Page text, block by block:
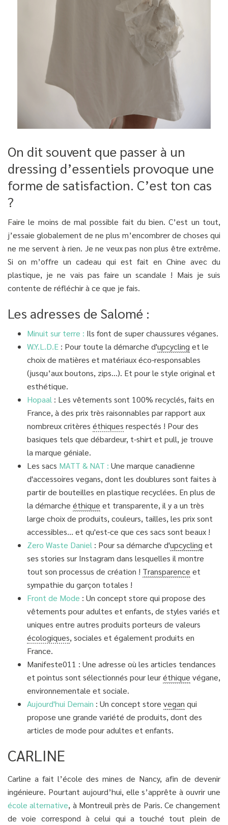
On dit souvent que passer à un
dressing d’essentiels provoque une
forme de satisfaction. C’est ton cas
?
Faire le moins de mal possible fait du bien. C’est un tout,
j’essaie globalement de ne plus m’encombrer de choses qui
ne me servent à rien. Je ne veux pas non plus être extrême.
Si on m’offre un cadeau qui est fait en Chine avec du
plastique, je ne vais pas faire un scandale ! Mais je suis
contente de réfléchir à ce que je fais.
Les adresses de Salomé :
Minuit sur terre : Ils font de super chaussures véganes.
W.Y.L.D.E: Pour toute la démarche d'upcycling et le
choix de matières et matériaux éco-responsables
(jusqu’aux boutons, zips…). Et pour le style original et
esthétique.
Hopaal : Les vêtements sont 100% recyclés, faits en
France, à des prix très raisonnables par rapport aux
nombreux critères éthiques respectés ! Pour des
basiques tels que débardeur, t-shirt et pull, je trouve
la marque géniale.
Les sacs MATT & NAT : Une marque canadienne
d'accessoires vegans, dont les doublures sont faites à
partir de bouteilles en plastique recyclées. En plus de
la démarche éthique et transparente, il y a un très
large choix de produits, couleurs, tailles, les prix sont
accessibles… et qu'est-ce que ces sacs sont beaux !
Zero Waste Daniel : Pour sa démarche d'upcycling et
ses stories sur Instagram dans lesquelles il montre
tout son processus de création ! Transparence et
sympathie du garçon totales !
Front de Mode : Un concept store qui propose des
vêtements pour adultes et enfants, de styles variés et
uniques entre autres produits porteurs de valeurs
écologiques, sociales et également produits en
France.
Manifeste011 : Une adresse où les articles tendances
et pointus sont sélectionnés pour leuréthique végane,
environnementale et sociale.
Aujourd'hui Demain : Un concept store vegan qui
propose une grande variété de produits, dont des
articles de mode pour adultes et enfants.
CARLINE
Carline a fait l’école des mines de Nancy, afin de devenir
ingénieure. Pourtant aujourd’hui, elle s’apprête à ouvrir une
école alternative, à Montreuil près de Paris. Ce changement
de voie correspond à celui qui a touché tout plein de